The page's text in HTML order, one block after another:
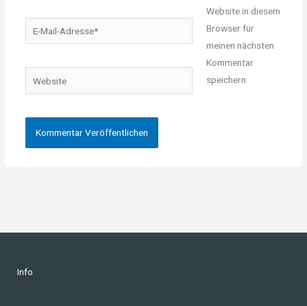
Mail-
Website
Website in diesem
Browser für
meinen nächsten
Kommentar
speichern.
Info